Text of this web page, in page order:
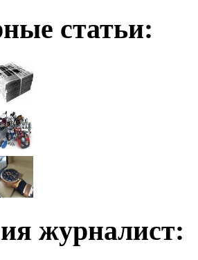
статьи:
журналист: